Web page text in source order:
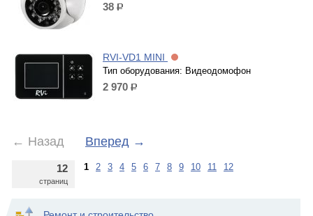
38 р.
RVI-VD1 MINI
Тип оборудования: Видеодомофон
2 970 р.
← Назад Вперед →
12
страниц
1 2 3 4 5 6 7 8 9 10 11 12